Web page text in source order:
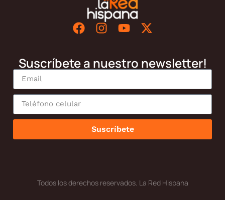
Suscríbete a nuestro newsletter!
Suscríbete
Todos los derechos reservados. La Red Hispana